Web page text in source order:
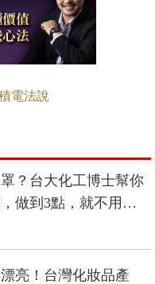
電法說
？台大化工博士幫你
做到3點，就不用每
亮！台灣化妝品產